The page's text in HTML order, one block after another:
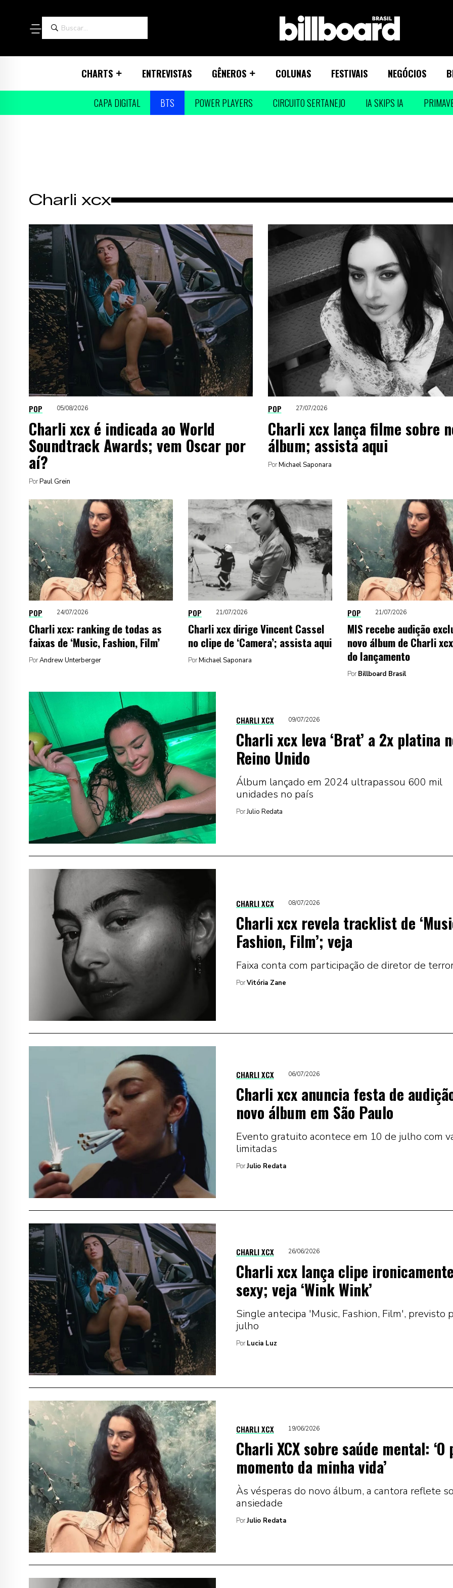
CHARTS ENTREVISTAS GÊNEROS COLUNAS FESTIVAIS NEGÓCIOS
CAPA DIGITAL BTS POWER PLAYERS CIRCUITO SERTANEJO IA SKIPS IA
Charli xcx
POP 05/08/2026
Charli xcx é indicada ao World
Soundtrack Awards; vem Oscar por
aí?
PorPaul Grein
POP 27/07/2026
Charli xcx lança filme sobre
álbum; assista aqui
PorMichael Saponara
POP 24/07/2026
Charli xcx: ranking de todas as
faixas de ‘Music, Fashion, Film’
PorAndrew Unterberger
POP 21/07/2026
Charli xcx dirige Vincent Cassel
no clipe de ‘Camera’; assista aqui
PorMichael Saponara
POP 21/07/2026
MIS recebe audição
novo álbum de Charli
do lançamento
Por Billboard Brasil
CHARLI XCX 09/07/2026
Charli xcx leva ‘Brat’ a 2x platina
Reino Unido
Álbum lançado em 2024 ultrapassou 600 mil
unidades no país
PorJulio Redata
CHARLI XCX 08/07/2026
Charli xcx revela tracklist de
Fashion, Film’; veja
Faixa conta com participação de diretor de
PorVitória Zane
CHARLI XCX 06/07/2026
Charli xcx anuncia festa de
novo álbum em São Paulo
Evento gratuito acontece em 10 de julho com
limitadas
PorJulio Redata
CHARLI XCX 26/06/2026
Charli xcx lança clipe ironicamente
sexy; veja ‘Wink Wink’
Single antecipa 'Music, Fashion, Film', previsto
julho
Por Lucia Luz
CHARLI XCX 19/06/2026
Charli XCX sobre saúde mental: ‘O
momento da minha vida’
Às vésperas do novo álbum, a cantora reflete
ansiedade
PorJulio Redata